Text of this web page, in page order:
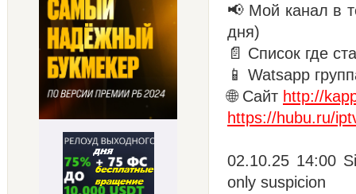
📢 Мой канал в
дня)
📄 Список где
📱 Watsapp
🌐 Сайт http://
https://hubu.ru/
02.10.25 14:00
only suspicion